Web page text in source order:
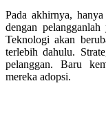
Pada akhirnya,
dengan
Teknologi akan
terlebih dahulu.
pelanggan. Baru
mereka adopsi.